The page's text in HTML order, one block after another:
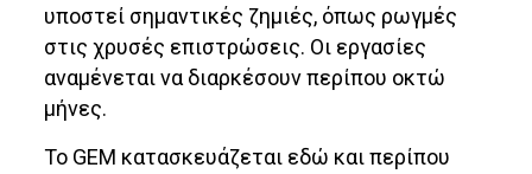
υποστεί σημαντικές ζημιές, όπως ρωγμές
στις χρυσές επιστρώσεις. Οι εργασίες
αναμένεται να διαρκέσουν περίπου οκτώ
μήνες.
Το GEM κατασκευάζεται εδώ και περίπου